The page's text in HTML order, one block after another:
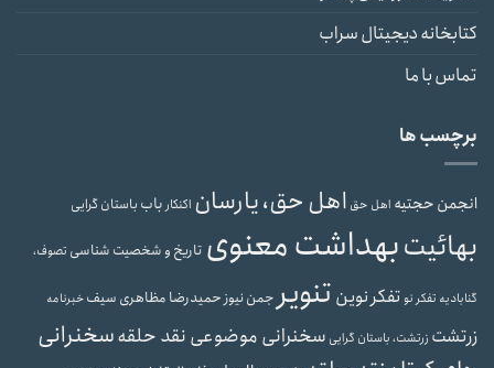
کتابخانه دیجیتال سراب
تماس با ما
برچسب ها
انجمن حجتیه اهل حق اهل حق، یارسان اکنکارباب باستان گرایی
بهائیتبهداشت معنوی تاریخ و شخصیت شناسی تصوف،
گنابادیه تفکر نوتفکر نوین تنویر جمن نیوزحمیدرضا مظاهری سیفخبرنامه
زرتشت زرتشت، باستان گرایی سخنرانی موضوعی نقد حلقهسخنرانی